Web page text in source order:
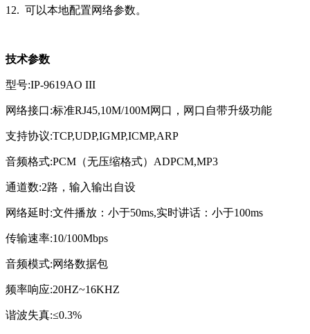
12. 可以本地配置网络参数。
技术参数
型号:IP-9619AO III
网络接口:标准RJ45,10M/100M网口，网口自带升级功能
支持协议:TCP,UDP,IGMP,ICMP,ARP
音频格式:PCM（无压缩格式）ADPCM,MP3
通道数:2路，输入输出自设
网络延时:文件播放：小于50ms,实时讲话：小于100ms
传输速率:10/100Mbps
音频模式:网络数据包
频率响应:20HZ~16KHZ
谐波失真:≤0.3%